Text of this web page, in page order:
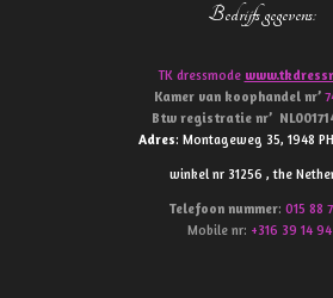
Bedrijfs gegevens:
TK dressmode
Kamer van koophandel nr’
Btw registratie nr’
Adres: Montageweg 35, 1948
winkel nr 31256 , the
Telefoon nummer: 015 88
Mobile nr: +316 39 14 94